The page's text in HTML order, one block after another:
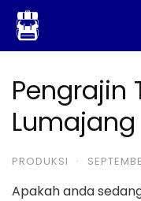
Skip
content
Pengrajin
Lumajang
PRODUKSI ·
Apakah anda